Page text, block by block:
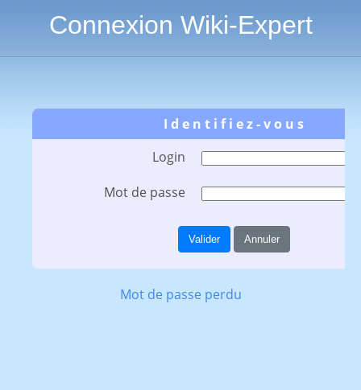
Connexion Wiki-Expert
I d e n t i f i e z - v o u s
Login
Mot de passe
Valider Annuler
Mot de passe perdu